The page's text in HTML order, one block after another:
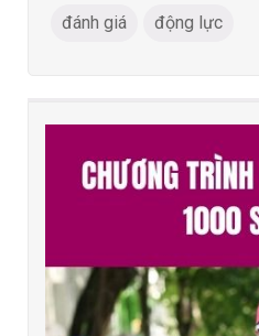
đánh giá động lực